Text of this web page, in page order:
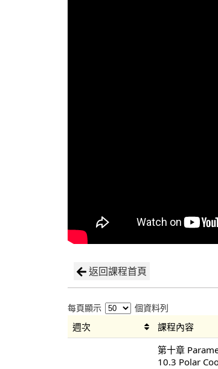
返回課程首頁
每頁顯示 個資料列
週次 課程內容
第十章
10.3 Polar